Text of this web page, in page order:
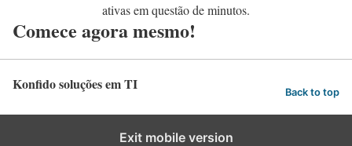
ativas em questão de minutos.
Comece agora mesmo!
Konfido soluções em TI Back to top
Exit mobile version